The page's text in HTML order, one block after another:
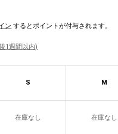
ン するとポイントが付与されます。
1週間以内)
S M
在庫なし 在庫なし